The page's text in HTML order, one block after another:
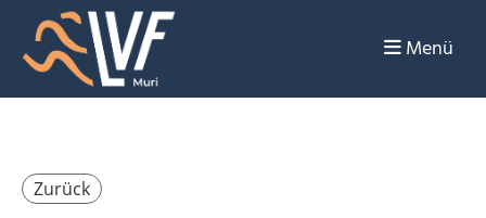
Menü
Zurück